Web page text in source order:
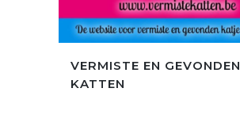
VERMISTE EN GEVONDEN
KATTEN